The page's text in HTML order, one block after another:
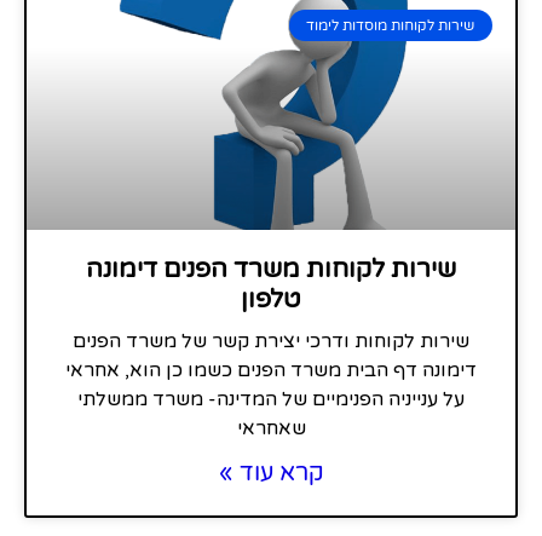
שירות לקוחות מוסדות לימוד
שירות לקוחות משרד הפנים דימונה
טלפון
שירות לקוחות ודרכי יצירת קשר של משרד הפנים
דימונה דף הבית משרד הפנים כשמו כן הוא, אחראי
על ענייניה הפנימיים של המדינה- משרד ממשלתי
שאחראי
קרא עוד »